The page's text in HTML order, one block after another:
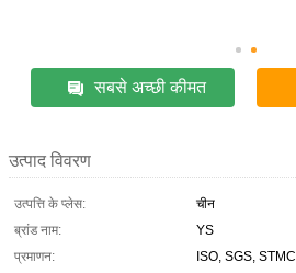
सबसे अच्छी कीमत
उत्पाद विवरण
उत्पत्ति के प्लेस:
चीन
ब्रांड नाम:
YS
प्रमाणन:
ISO, SGS, STMC